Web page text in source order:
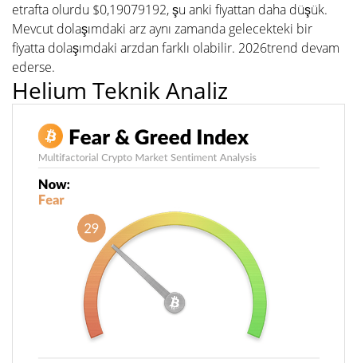
etrafta olurdu $0,19079192, şu anki fiyattan daha düşük.
Mevcut dolaşımdaki arz aynı zamanda gelecekteki bir
fiyatta dolaşımdaki arzdan farklı olabilir. 2026trend devam
ederse.
Helium Teknik Analiz